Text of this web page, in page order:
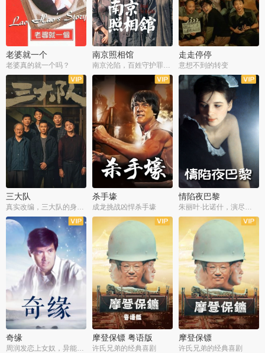
老婆就一个
老婆真的就一个吗？
南京照相馆
南京沦陷，百姓守护罪证底片
走走停停
意想不到的转变
三大队 杀手壕
成龙挑战凶悍杀手壕
情陷夜巴黎
奇缘
周润发恋上女奴，异能护体战邪派
摩登保镖 粤语版
许氏兄弟的经典喜剧
摩登保镖
许氏兄弟的经典喜剧